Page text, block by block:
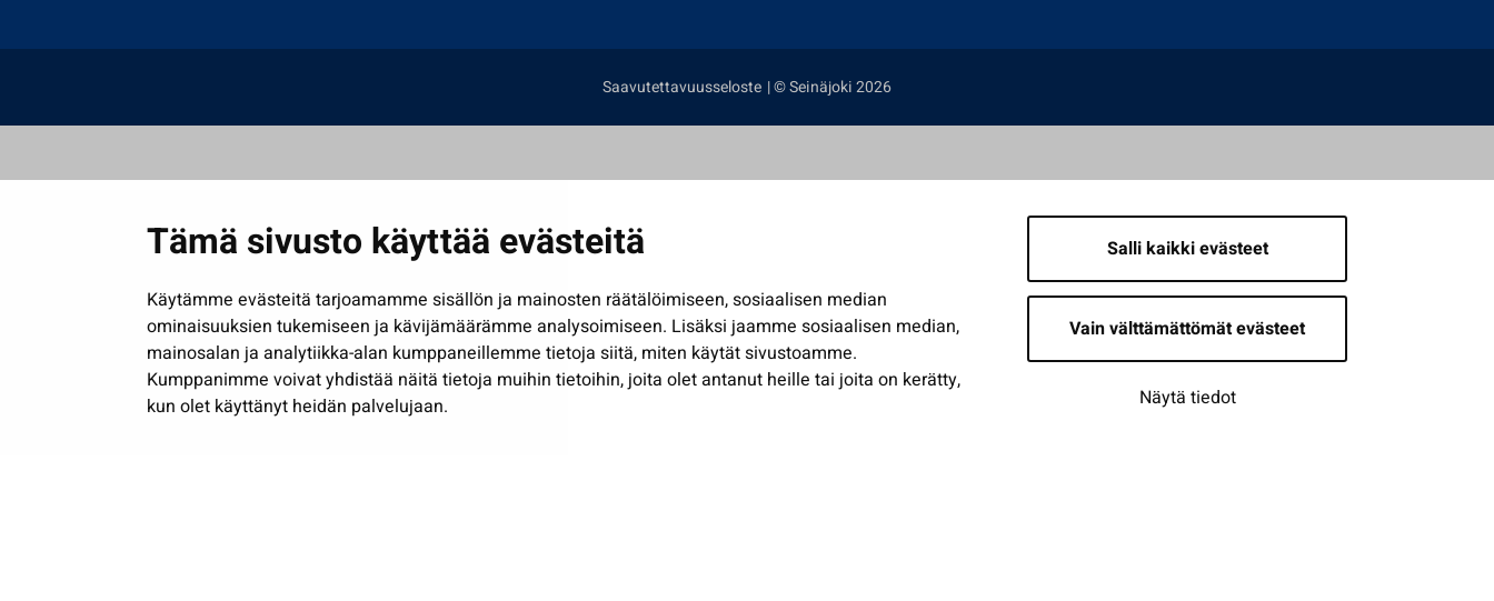
Tämä sivusto käyttää evästeitä
Käytämme evästeitä tarjoamamme sisällön ja mainosten räätälöimiseen, sosiaalisen median
ominaisuuksien tukemiseen ja kävijämäärämme analysoimiseen. Lisäksi jaamme sosiaalisen median,
mainosalan ja analytiikka-alan kumppaneillemme tietoja siitä, miten käytät sivustoamme.
Kumppanimme voivat yhdistää näitä tietoja muihin tietoihin, joita olet antanut heille tai joita on kerätty,
kun olet käyttänyt heidän palvelujaan.
Salli kaikki evästeet
Vain välttämättömät evästeet
Näytä tiedot
Saavutettavuusseloste | © Seinäjoki 2026